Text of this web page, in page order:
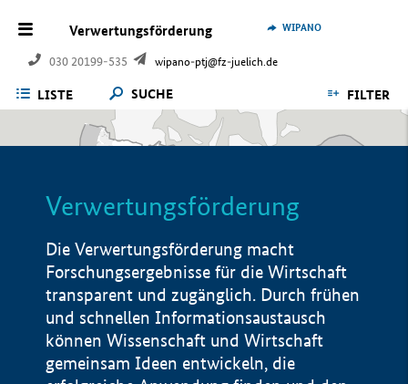
Verwertungsförderung
030 20199-535 wipano-ptj@fz-juelich.de
WIPANO
LISTE SUCHE FILTER
Verwertungsförderung
Die Verwertungsförderung macht
Forschungsergebnisse für die Wirtschaft
transparent und zugänglich. Durch frühen
und schnellen Informationsaustausch
können Wissenschaft und Wirtschaft
gemeinsam Ideen entwickeln, die